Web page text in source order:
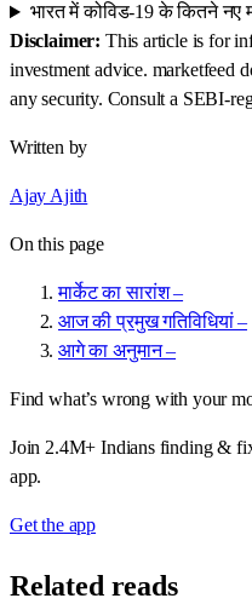
भारत में कोविड-19 के कितने नए
Disclaimer: This article is for
investment advice. marketfeed
any security. Consult a SEBI-
Written by
Ajay Ajith
On this page
मार्केट का सारांश –
आज की प्रमुख गतिविधियां –
आगे का अनुमान –
Find what’s wrong with your
Join 2.4M+ Indians finding &
app.
Get the app
Related reads